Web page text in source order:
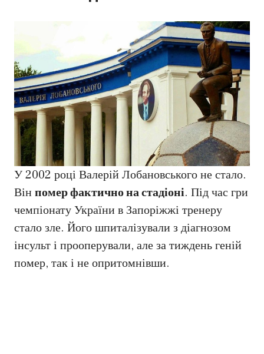
У 2002 році Валерій Лобановського не стало.
Вінпомер фактично на стадіоні. Під час гри
чемпіонату України в Запоріжжі тренеру
стало зле. Його шпиталізували з діагнозом
інсульт і прооперували, але за тиждень геній
помер, так і не опритомнівши.